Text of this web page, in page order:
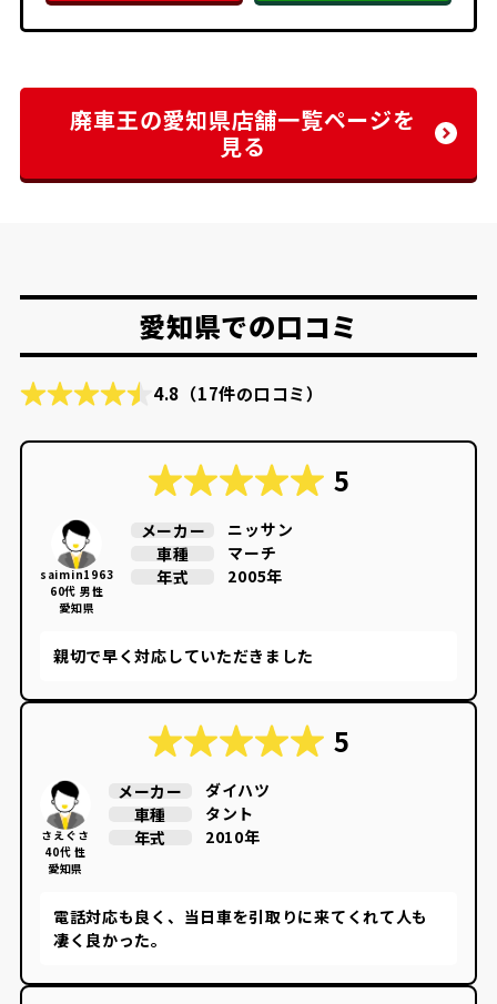
廃車王の愛知県店舗一覧ページを
見る
愛知県での口コミ
4.8 （17件の口コミ）
5
saimin1963
60代 男性
愛知県
メーカー
ニッサン
車種
マーチ
年式
2005年
親切で早く対応していただきました
5
さえぐさ
40代 性
愛知県
メーカー
ダイハツ
車種
タント
年式
2010年
電話対応も良く、当日車を引取りに来てくれて人も
凄く良かった。